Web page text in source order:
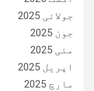
جولائی 2025
جون 2025
مئی 2025
اپریل 2025
مارچ 2025